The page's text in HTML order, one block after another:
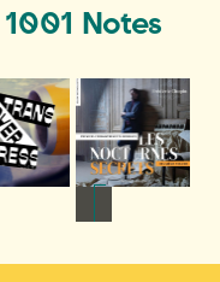
Notes